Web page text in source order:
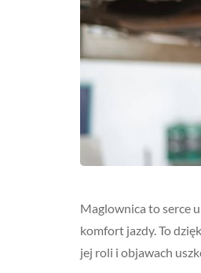
Maglownica to serce
komfort jazdy. To
jej roli i objawach